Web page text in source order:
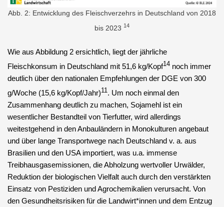
Abb. 2: Entwicklung des Fleischverzehrs in Deutschland von 2018
bis 2023 14
Wie aus Abbildung 2 ersichtlich, liegt der jährliche
Fleischkonsum in Deutschland mit 51,6 kg/Kopf14 noch immer
deutlich über den nationalen Empfehlungen der DGE von 300
g/Woche (15,6 kg/Kopf/Jahr)11. Um noch einmal den
Zusammenhang deutlich zu machen, Sojamehl ist ein
wesentlicher Bestandteil von Tierfutter, wird allerdings
weitestgehend in den Anbauländern in Monokulturen angebaut
und über lange Transportwege nach Deutschland v. a. aus
Brasilien und den USA importiert, was u.a. immense
Treibhausgasemissionen, die Abholzung wertvoller Urwälder,
Reduktion der biologischen Vielfalt auch durch den verstärkten
Einsatz von Pestiziden und Agrochemikalien verursacht. Von
den Gesundheitsrisiken für die Landwirt*innen und dem Entzug